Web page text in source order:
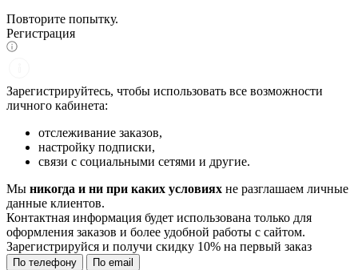
Повторите попытку.
Регистрация
Зарегистрируйтесь, чтобы использовать все возможности
личного кабинета:
отслеживание заказов,
настройку подписки,
связи с социальными сетями и другие.
Мы никогда и ни при каких условиях не разглашаем личные
данные клиентов.
Контактная информация будет использована только для
оформления заказов и более удобной работы с сайтом.
Зарегистрируйся и получи скидку 10% на первый заказ
По телефону По email